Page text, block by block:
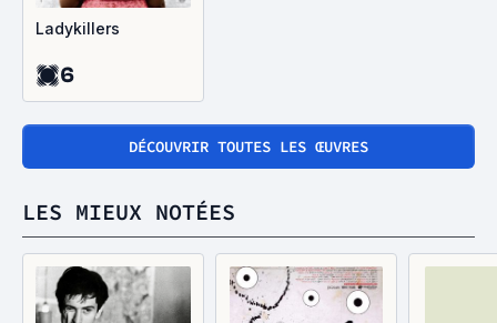
Ladykillers
6
DÉCOUVRIR TOUTES LES ŒUVRES
LES MIEUX NOTÉES